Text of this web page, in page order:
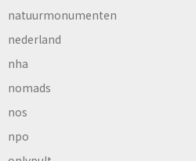
natuurmonumenten
nederland
nha
nomads
nos
npo